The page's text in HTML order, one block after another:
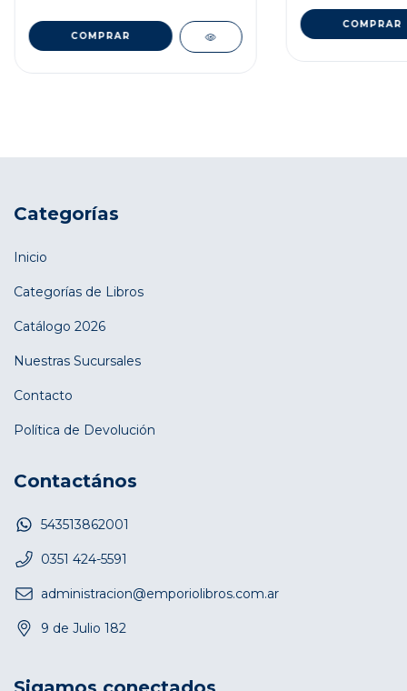
Categorías
Inicio
Categorías de Libros
Catálogo 2026
Nuestras Sucursales
Contacto
Política de Devolución
Contactános
543513862001
0351 424-5591
administracion@emporiolibros.com.ar
9 de Julio 182